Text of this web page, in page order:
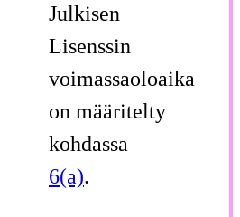
Julkisen
Lisenssin
voimassaoloaika
on määritelty
kohdassa
6(a).